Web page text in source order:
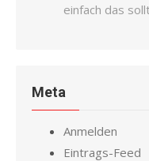
einfach das
Meta
Anmelden
Eintrags-Feed